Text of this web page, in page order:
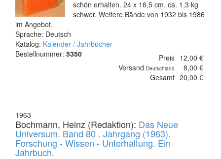
schön erhalten. 24 x 16,5 cm. ca. 1,3 kg
schwer. Weitere Bände von 1932 bis 1986
im Angebot.
Sprache: Deutsch
Katalog: Kalender / Jahrbücher
Bestellnummer: 5350 Preis 12,00 €
Versand Deutschland
8,00 €
Gesamt 20,00 €
1963
Bochmann, Heinz (Redaktion): Das Neue
Universum. Band 80 . Jahrgang (1963).
Forschung - Wissen - Unterhaltung. Ein
Jahrbuch.